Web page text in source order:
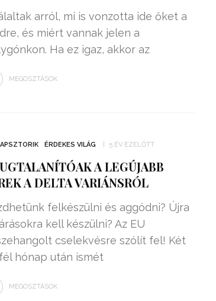
arról, mi is vonzotta ide őket a
és miért vannak jelen a
Ha ez igaz, akkor az
MEGOSZTÁSOK
ÉRDEKES VILÁG 5 ÉV EZELŐTT
A LEGÚJABB
A DELTA VARIÁNSRÓL
felkészülni és aggódni? Újra
kell készülni? Az EU
cselekvésre szólít fel! Két
hónap után ismét
MEGOSZTÁSOK